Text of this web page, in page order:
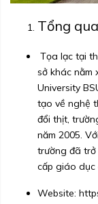
Tổng
Tọa lạc tại
sở khác nằm
University
tạo về nghệ
đổi thịt,
năm 2005.
trường đã
cấp giáo dục
Website: